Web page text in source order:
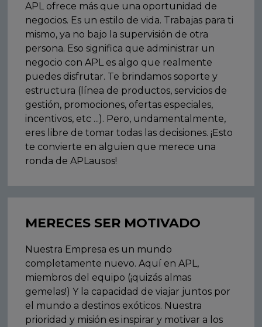
APL ofrece más que una oportunidad de
negocios. Es un estilo de vida. Trabajas para ti
mismo, ya no bajo la supervisión de otra
persona. Eso significa que administrar un
negocio con APL es algo que realmente
puedes disfrutar. Te brindamos soporte y
estructura (línea de productos, servicios de
gestión, promociones, ofertas especiales,
incentivos, etc ...). Pero, undamentalmente,
eres libre de tomar todas las decisiones. ¡Esto
te convierte en alguien que merece una
ronda de APLausos!
MERECES SER MOTIVADO
Nuestra Empresa es un mundo
completamente nuevo. Aquí en APL,
miembros del equipo (¡quizás almas
gemelas!) Y la capacidad de viajar juntos por
el mundo a destinos exóticos. Nuestra
prioridad y misión es inspirar y motivar a los